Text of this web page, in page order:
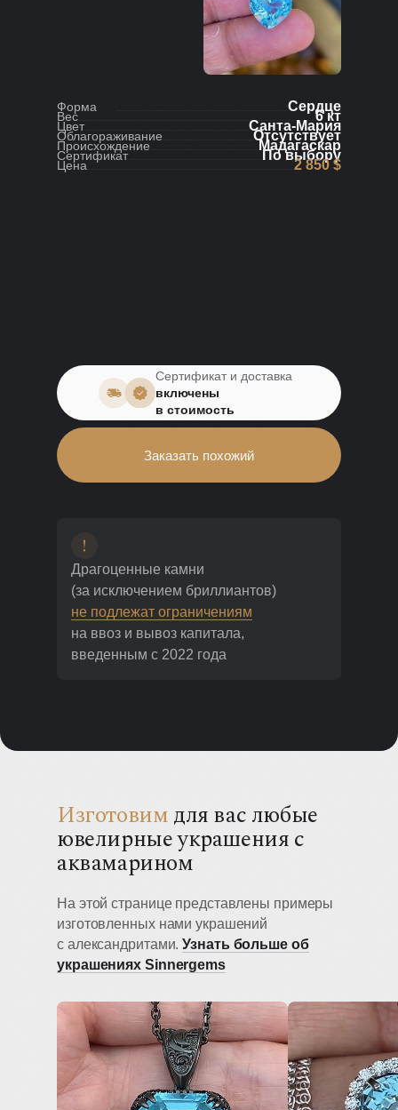
Форма Сердце
Вес 6 кт
Цвет Санта-Мария
Облагораживание Отсутствует
Происхождение Мадагаскар
Сертификат По выбору
Цена 2 850 $
Заказать похожий
Сертификат и доставка
включены
в стоимость
Драгоценные камни
(за исключением бриллиантов)
не подлежат ограничениям
на ввоз и вывоз капитала,
введенным с 2022 года
Изготовимдля вас любые
ювелирные украшения с
аквамарином
На этой странице представлены примеры
изготовленных нами украшений
с александритами.Узнать больше об
украшениях Sinnergems